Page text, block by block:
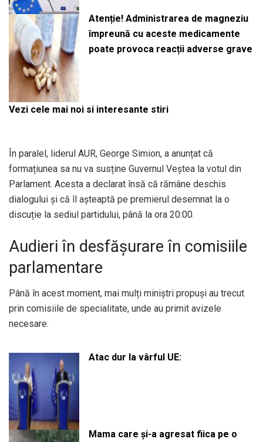
Atenție! Administrarea de magneziu
împreună cu aceste medicamente
poate provoca reacții adverse grave
Vezi cele mai noi si interesante stiri
În paralel, liderul AUR, George Simion, a anunțat că
formațiunea sa nu va susține Guvernul Veștea la votul din
Parlament. Acesta a declarat însă că rămâne deschis
dialogului și că îl așteaptă pe premierul desemnat la o
discuție la sediul partidului, până la ora 20:00.
Audieri în desfășurare în comisiile
parlamentare
Până în acest moment, mai mulți miniștri propuși au trecut
prin comisiile de specialitate, unde au primit avizele
necesare.
Atac dur la vârful UE:
Mama care și-a agresat fiica pe o